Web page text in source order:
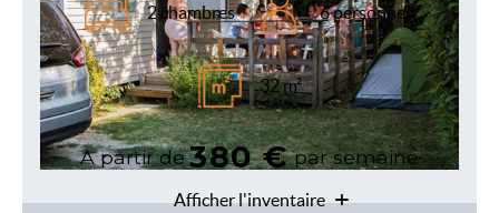
2 chambres 6 personnes
32 m²
A partir de380 €par semaine
Afficher l'inventaire